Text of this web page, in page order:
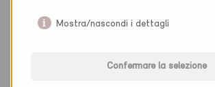
Adliswil 8134
Mostra/nascondi i dettagli
Confermare la selezione